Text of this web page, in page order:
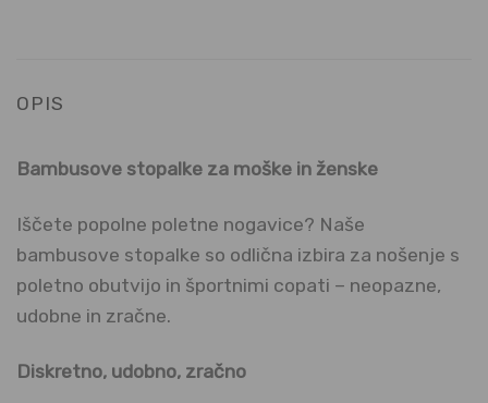
OPIS
Bambusove stopalke za moške in ženske
Iščete popolne poletne nogavice? Naše
bambusove stopalke so odlična izbira za nošenje s
poletno obutvijo in športnimi copati – neopazne,
udobne in zračne.
Diskretno, udobno, zračno